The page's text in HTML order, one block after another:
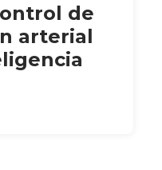
de
arterial